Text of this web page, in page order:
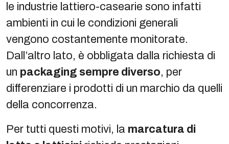
le industrie lattiero-casearie sono infatti
ambienti in cui le condizioni generali
vengono costantemente monitorate.
Dall’altro lato, è obbligata dalla richiesta di
un packaging sempre diverso, per
differenziare i prodotti di un marchio da quelli
della concorrenza.
Per tutti questi motivi, la marcatura di